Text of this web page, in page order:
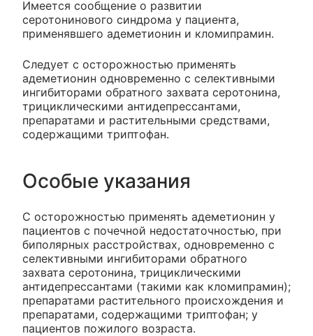
Имеется сообщение о развитии
серотонинового синдрома у пациента,
применявшего адеметионин и кломипрамин.
Следует с осторожностью применять
адеметионин одновременно с селективными
ингибиторами обратного захвата серотонина,
трициклическими антидепрессантами,
препаратами и растительными средствами,
содержащими триптофан.
Особые указания
С осторожностью применять адеметионин у
пациентов с почечной недостаточностью, при
биполярных расстройствах, одновременно с
селективными ингибиторами обратного
захвата серотонина, трициклическими
антидепрессантами (такими как кломипрамин);
препаратами растительного происхождения и
препаратами, содержащими триптофан; у
пациентов пожилого возраста.